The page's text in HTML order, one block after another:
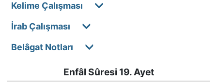
Kelime Çalışması
İrab Çalışması
Belâgat Notları
Enfâl Sûresi 19. Ayet